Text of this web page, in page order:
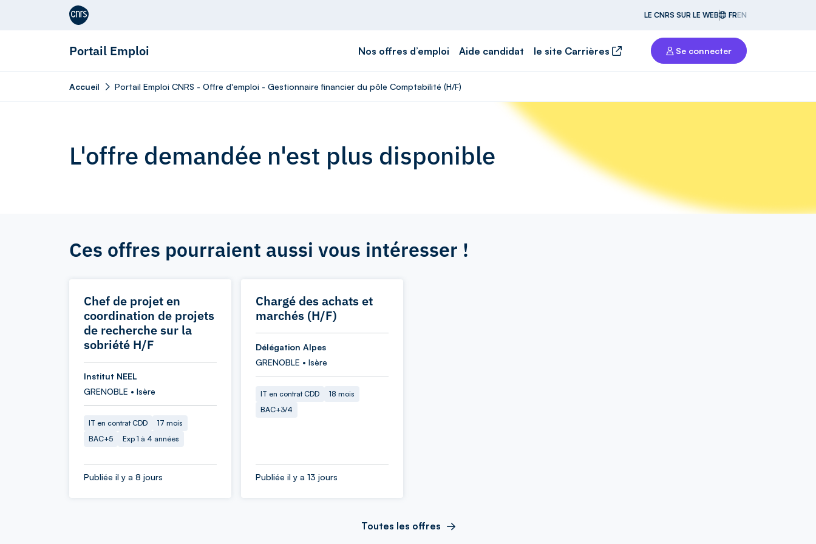
Aller au contenu
LE CNRS SUR LE WEB FREN
Portail Emploi Nos offres d’emploi Aide candidat le site Carrières Se connecter
Accueil Portail Emploi CNRS - Offre d'emploi - Gestionnaire financier du pôle Comptabilité (H/F)
L'offre demandée n'est plus disponible
Ces offres pourraient aussi vous intéresser !
Chef de projet en
coordination de projets
de recherche sur la
sobriété H/F
Institut NEEL
GRENOBLE • Isère
IT en contrat CDD
17 mois
BAC+5
Exp 1 à 4 années
Publiée il y a 8 jours
Chargé des achats et
marchés (H/F)
Délégation Alpes
GRENOBLE • Isère
IT en contrat CDD
18 mois
BAC+3/4
Publiée il y a 13 jours
Toutes les offres